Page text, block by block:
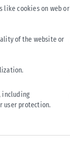
like cookies on web or
of the website or
including
user protection.
του
πέτυχε ο
κι αν οι